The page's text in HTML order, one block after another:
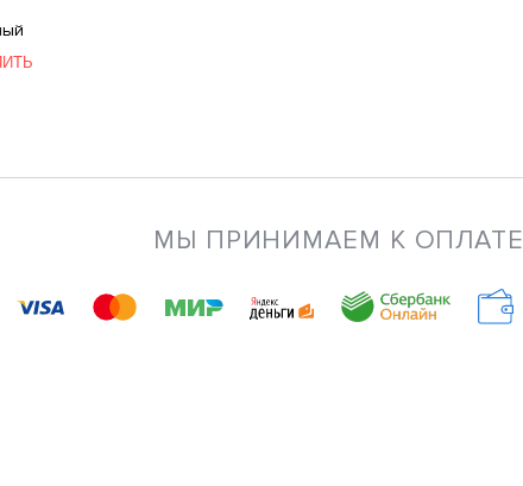
МЫ ПРИНИМАЕМ К ОПЛАТЕ